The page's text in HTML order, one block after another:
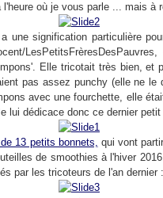
où je vous parle ... mais à
une signification particulière
Elle tricotait très bien, et
pas assez punchy (elle ne
avec une fourchette, elle
lui dédicace donc ce dernier petit
13 petits bonnets, qui vont
de smoothies à l'hiver
par les tricoteurs de l'an dernier